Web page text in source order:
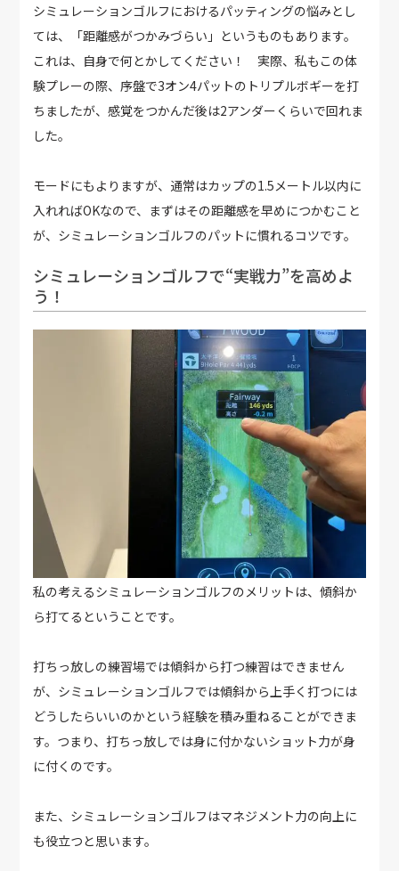
シミュレーションゴルフにおけるパッティングの悩みとし
ては、「距離感がつかみづらい」というものもあります。
これは、自身で何とかしてください！ 実際、私もこの体
験プレーの際、序盤で3オン4パットのトリプルボギーを打
ちましたが、感覚をつかんだ後は2アンダーくらいで回れま
した。
モードにもよりますが、通常はカップの1.5メートル以内に
入れればOKなので、まずはその距離感を早めにつかむこと
が、シミュレーションゴルフのパットに慣れるコツです。
シミュレーションゴルフで“実戦力”を高めよ
う！
私の考えるシミュレーションゴルフのメリットは、傾斜か
ら打てるということです。
打ちっ放しの練習場では傾斜から打つ練習はできません
が、シミュレーションゴルフでは傾斜から上手く打つには
どうしたらいいのかという経験を積み重ねることができま
す。つまり、打ちっ放しでは身に付かないショット力が身
に付くのです。
また、シミュレーションゴルフはマネジメント力の向上に
も役立つと思います。